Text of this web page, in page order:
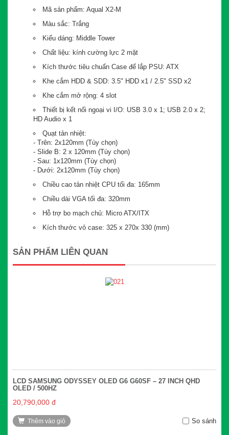
Mã sản phẩm: Aqual X2-M
Màu sắc: Trắng
Kiểu dáng: Middle Tower
Chất liệu: kính cường lực 2 mặt
Kích thước tiêu chuẩn Case để lắp PSU: ATX
Khe cắm HDD & SDD: 3.5" HDD x1 / 2.5" SSD x2
Khe cắm mở rộng: 4 slot
Thiết bị kết nối ngoại vi I/O: USB 3.0 x 1; USB 2.0 x 2;
HD Audio x 1
Quạt tản nhiệt:
- Trên: 2x120mm (Tùy chọn)
- Slide B: 2 x 120mm (Tùy chọn)
- Sau: 1x120mm (Tùy chọn)
- Dưới: 2x120mm (Tùy chọn)
Chiều cao tản nhiệt CPU tối đa: 165mm
Chiều dài VGA tối đa: 320mm
Hỗ trợ bo mạch chủ: Micro ATX/ITX
Kích thước vỏ case: 325 x 270x 330 (mm)
SẢN PHẨM LIÊN QUAN
LCD SAMSUNG ODYSSEY OLED G6 G60SF – 27 INCH QHD
OLED / 500HZ
20,790,000 đ
Thêm vào giỏ So sánh